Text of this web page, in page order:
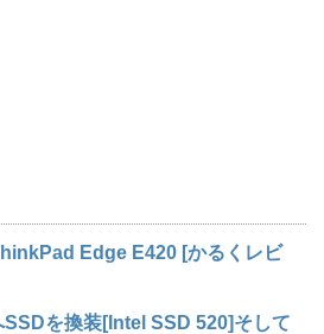
Edge E420 [かるくレビ
を換装[Intel SSD 520]そして